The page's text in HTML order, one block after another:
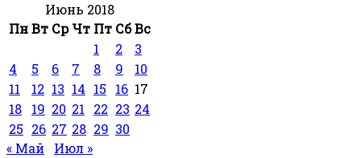
Июнь 2018
ПнВт Ср Чт Пт СбВс
1
2
3
4
5 6 7 8 9
10
11
12 13 14 15 16 17
18
19 20 21 22 23 24
25 26 27 28 29 30
« Май
Июл »